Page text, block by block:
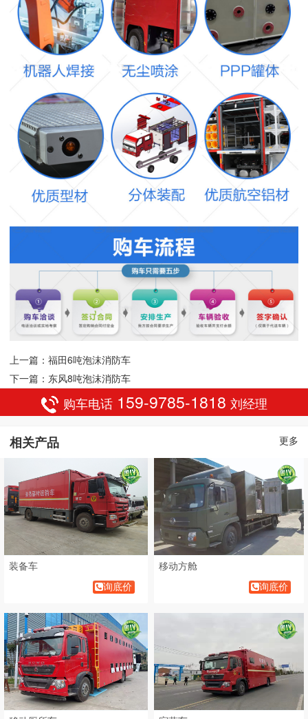
上一篇：福田6吨泡沫消防车
下一篇：东风8吨泡沫消防车
购车电话 159-9785-1818 刘经理
相关产品 更多
装备车
询底价
移动方舱
询底价